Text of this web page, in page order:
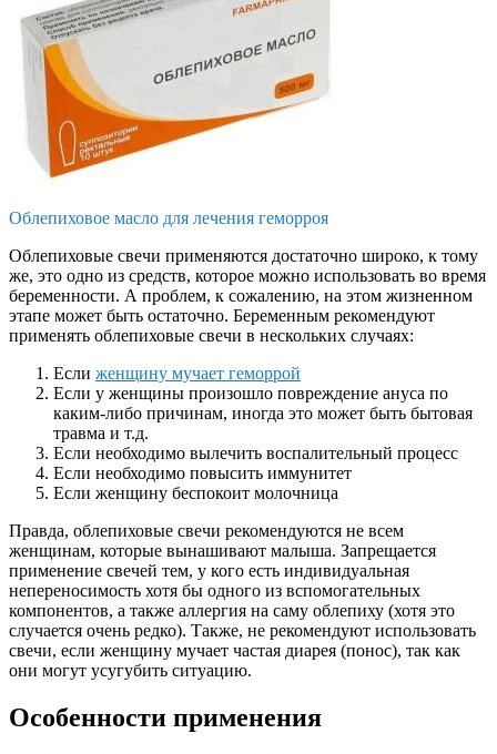
Облепиховое масло для лечения геморроя
Облепиховые свечи применяются достаточно широко, к тому
же, это одно из средств, которое можно использовать во время
беременности. А проблем, к сожалению, на этом жизненном
этапе может быть остаточно. Беременным рекомендуют
применять облепиховые свечи в нескольких случаях:
Если женщину мучает геморрой
Если у женщины произошло повреждение ануса по
каким-либо причинам, иногда это может быть бытовая
травма и т.д.
Если необходимо вылечить воспалительный процесс
Если необходимо повысить иммунитет
Если женщину беспокоит молочница
Правда, облепиховые свечи рекомендуются не всем
женщинам, которые вынашивают малыша. Запрещается
применение свечей тем, у кого есть индивидуальная
непереносимость хотя бы одного из вспомогательных
компонентов, а также аллергия на саму облепиху (хотя это
случается очень редко). Также, не рекомендуют использовать
свечи, если женщину мучает частая диарея (понос), так как
они могут усугубить ситуацию.
Особенности применения